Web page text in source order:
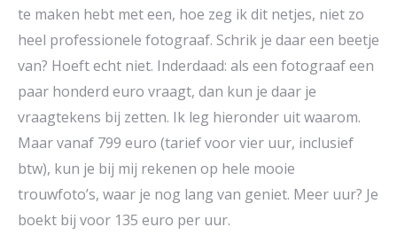
te maken hebt met een, hoe zeg ik dit netjes, niet zo
heel professionele fotograaf. Schrik je daar een beetje
van? Hoeft echt niet. Inderdaad: als een fotograaf een
paar honderd euro vraagt, dan kun je daar je
vraagtekens bij zetten. Ik leg hieronder uit waarom.
Maar vanaf 799 euro (tarief voor vier uur, inclusief
btw), kun je bij mij rekenen op hele mooie
trouwfoto’s, waar je nog lang van geniet. Meer uur? Je
boekt bij voor 135 euro per uur.